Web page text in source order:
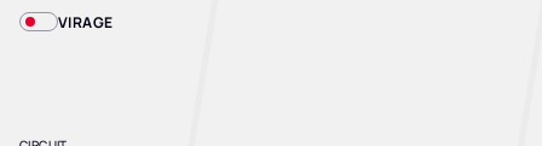
VIRAGE